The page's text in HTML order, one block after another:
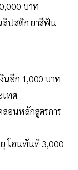
บาท
ลิปสติก ยาสีฟัน
นอีก 1,000 บาท
เทศ
สอนหลักสูตรการ
ยุ โอนทันที 3,000